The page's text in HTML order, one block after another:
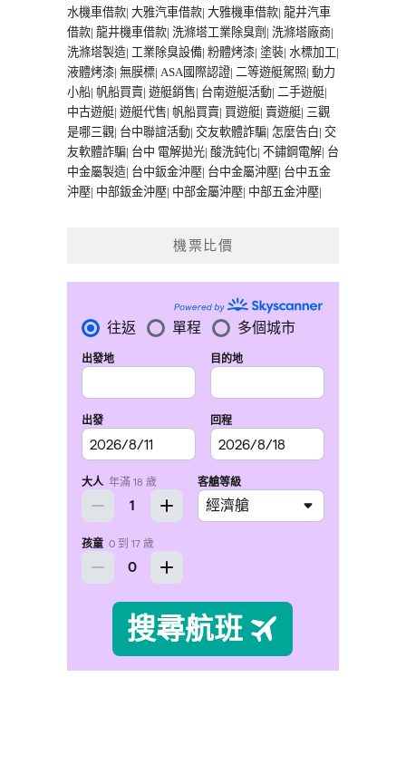
水機車借款| 大雅汽車借款| 大雅機車借款| 龍井汽車
借款| 龍井機車借款| 洗滌塔工業除臭劑 | 洗滌塔廠商|
洗滌塔製造| 工業除臭設備| 粉體烤漆| 塗裝| 水標加工|
液體烤漆| 無膜標| ASA國際認證| 二等遊艇駕照| 動力
小船| 帆船買賣| 遊艇銷售| 台南遊艇活動| 二手遊艇|
中古遊艇| 遊艇代售| 帆船買賣| 買遊艇| 賣遊艇| 三觀
是哪三觀| 台中聯誼活動| 交友軟體詐騙| 怎麼告白| 交
友軟體詐騙| 台中 電解拋光| 酸洗鈍化| 不鏽鋼電解| 台
中金屬製造| 台中鈑金沖壓| 台中金屬沖壓| 台中五金
沖壓| 中部鈑金沖壓| 中部金屬沖壓| 中部五金沖壓|
機票比價